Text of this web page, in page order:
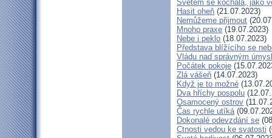
Světem se kochala, jako
Hasit oheň (21.07.2023)
Nemůžeme přijmout
Mnoho praxe (19.07.2023)
Nebe i peklo (18.07.2023)
Představa blížícího se
Vládu nad správným
Počátek pokoje
Zlá vášeň (14.07.2023)
Když je to možné
Dva hříchy pospolu
Osamocený ostrov
Čas rychle utíká
Dokonalé odevzdání se
Ctnosti vedou ke svatosti